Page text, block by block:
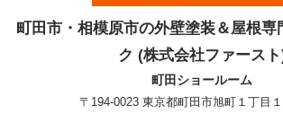
町田市・相模原市の外壁塗装＆屋根専
ク (株式会社ファース
町田ショールーム
〒194-0023 東京都町田市旭町１丁目